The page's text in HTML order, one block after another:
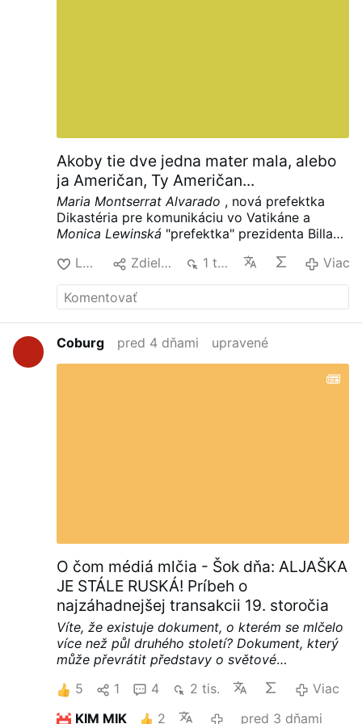
Akoby tie dve jedna mater mala, alebo
ja Američan, Ty Američan...
Maria Montserrat Alvarado , nová prefektka
Dikastéria pre komunikáciu vo Vatikáne a
Monica Lewinská "prefektka" prezidenta Billa
Lajk
Zdielať 1 tis. Viac
Coburg pred 4 dňami upravené
O čom médiá mlčia - Šok dňa: ALJAŠKA
JE STÁLE RUSKÁ! Príbeh o
najzáhadnejšej transakcii 19. storočia
Víte, že existuje dokument, o kterém se mlčelo
více než půl druhého století? Dokument, který
může převrátit představy o světové
skrývali jak carové, tak generální tajemníci i
liberální vláda devadesátých let – příběh o
5 1 4 2 tis.
Viac
KIM MIK
2
pred 3 dňami